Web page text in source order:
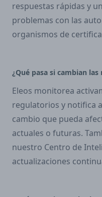
respuestas rápidas y
problemas con las
organismos de
¿Qué pasa si cambian las
Eleos monitorea
regulatorios y notifica
cambio que pueda
actuales o futuras.
nuestro Centro de
actualizaciones